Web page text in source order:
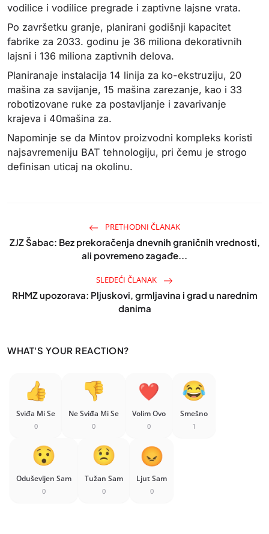
vodilice i vodilice pregrade i zaptivne lajsne vrata.
Po završetku granje, planirani godišnji kapacitet
fabrike za 2033. godinu je 36 miliona dekorativnih
lajsni i 136 miliona zaptivnih delova.
Planiranaje instalacija 14 linija za ko-ekstruziju, 20
mašina za savijanje, 15 mašina zarezanje, kao i 33
robotizovane ruke za postavljanje i zavarivanje
krajeva i 40mašina za.
Napominje se da Mintov proizvodni kompleks koristi
najsavremeniju BAT tehnologiju, pri čemu je strogo
definisan uticaj na okolinu.
PRETHODNI ČLANAK
ZJZ Šabac: Bez prekoračenja dnevnih graničnih vrednosti,
ali povremeno zagađe...
SLEDEĆI ČLANAK
RHMZ upozorava: Pljuskovi, grmljavina i grad u narednim
danima
WHAT'S YOUR REACTION?
Sviđa Mi Se
0
Ne Sviđa Mi Se
0
Volim Ovo
0
Smešno
1
Oduševljen Sam
0
Tužan Sam
0
Ljut Sam
0